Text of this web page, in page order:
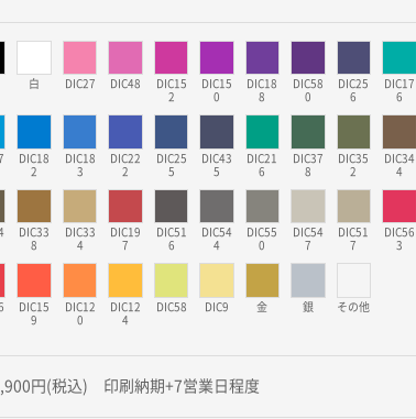
白 DIC27 DIC48
DIC15
2
DIC15
0
DIC18
8
DIC58
0
DIC25
6
DIC17
6
DIC18
2
DIC18
3
DIC22
2
DIC25
5
DIC43
5
DIC21
6
DIC37
8
DIC35
2
DIC34
4
DIC33
8
DIC33
4
DIC19
7
DIC51
6
DIC54
4
DIC55
0
DIC54
7
DIC51
7
DIC56
3
DIC15
9
DIC12
0
DIC12
4
DIC58 DIC9 金 銀 その他
円(税込) 印刷納期+7営業日程度